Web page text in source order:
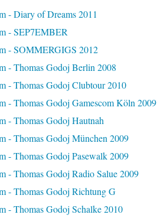
- Diary of Dreams 2011
- SEP7EMBER
- SOMMERGIGS 2012
- Thomas Godoj Berlin 2008
- Thomas Godoj Clubtour 2010
- Thomas Godoj Gamescom Köln 2009
- Thomas Godoj Hautnah
- Thomas Godoj München 2009
- Thomas Godoj Pasewalk 2009
- Thomas Godoj Radio Salue 2009
- Thomas Godoj Richtung G
- Thomas Godoj Schalke 2010